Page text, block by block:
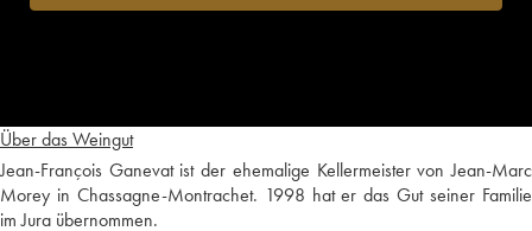
Über das Weingut
Jean-François Ganevat ist der ehemalige Kellermeister von Jean-Marc
Morey in Chassagne-Montrachet. 1998 hat er das Gut seiner Familie
im Jura übernommen.